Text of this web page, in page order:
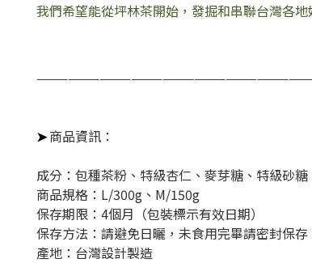
我們希望能從坪林茶開始，發掘和串聯台灣各地
———————————————————————
➤商品資訊：
成分：包種茶粉、特級杏仁、麥芽糖、特級砂
商品規格：L/300g、M/150g
保存期限：4個月（包裝標示有效日期）
保存方法：請避免日曬，未食用完畢請密封保存
產地：台灣設計製造